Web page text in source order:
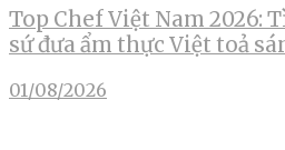
Top Chef Việt Nam 2026:
sứ đưa ẩm thực Việt toả
01/08/2026